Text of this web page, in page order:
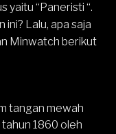
yaitu “Paneristi “.
ini? Lalu, apa saja
Minwatch berikut
tangan mewah
1860 oleh